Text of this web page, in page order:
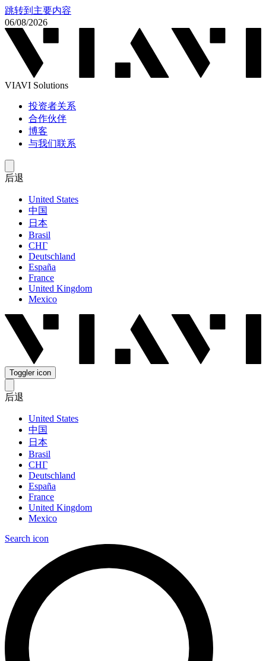
跳转到主要内容
06/08/2026
VIAVI Solutions
投资者关系
合作伙伴
博客
与我们联系
后退
United States
中国
日本
Brasil
СНГ
Deutschland
España
France
United Kingdom
Mexico
Toggler icon
后退
United States
中国
日本
Brasil
СНГ
Deutschland
España
France
United Kingdom
Mexico
Search icon